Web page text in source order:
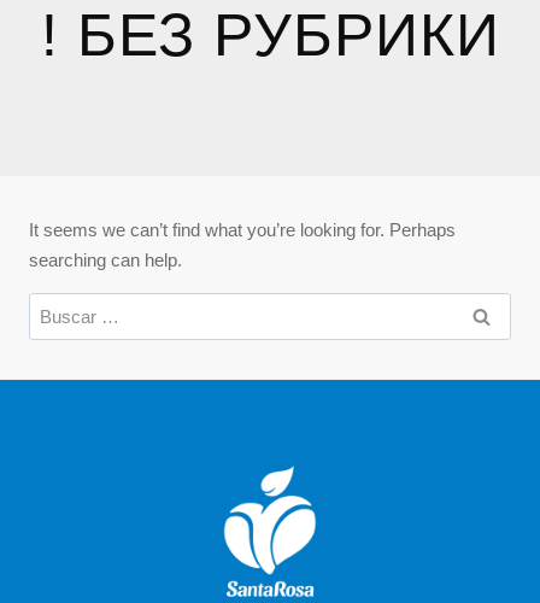
! БЕЗ РУБРИКИ
It seems we can’t find what you’re looking for. Perhaps
searching can help.